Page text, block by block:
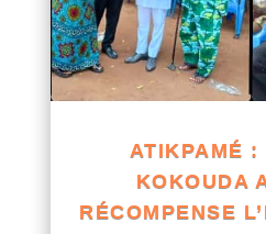
ATIKPAMÉ :
KOKOUDA
RÉCOMPENSE